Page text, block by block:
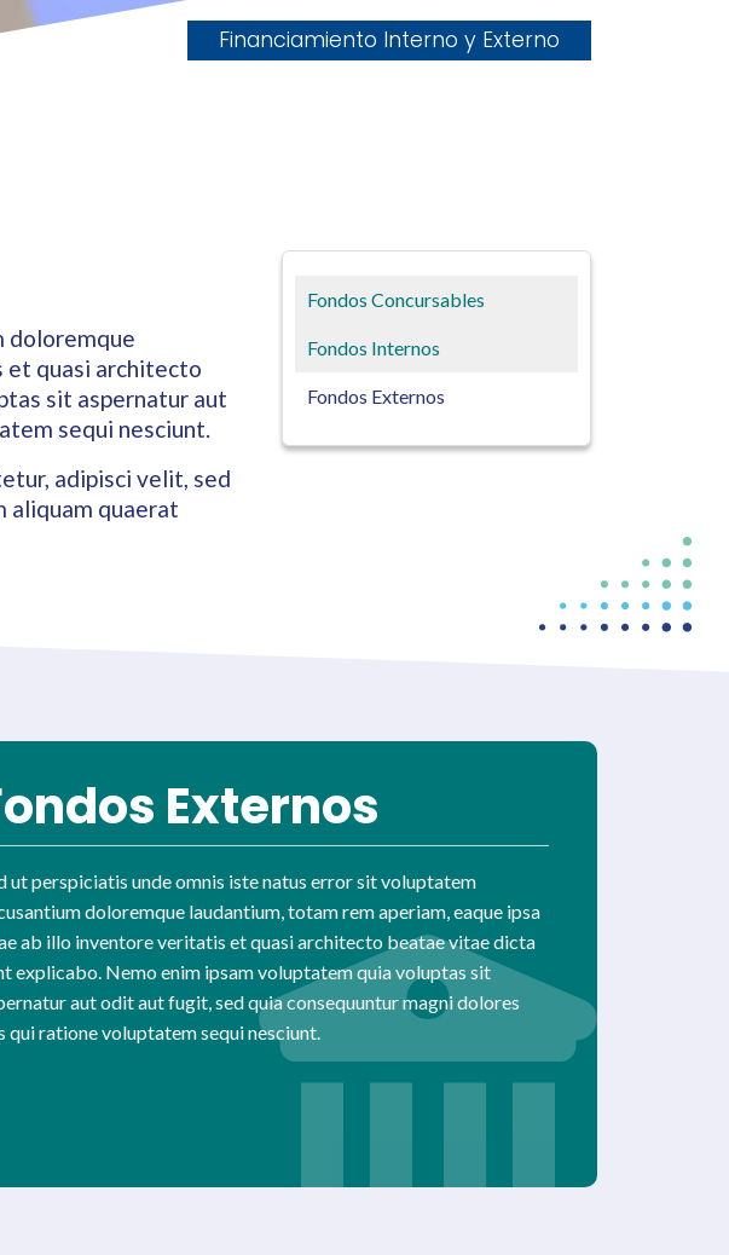
Financiamiento Interno y Externo
doloremque
et quasi architecto
sit aspernatur aut
sequi nesciunt.
adipisci velit, sed
aliquam quaerat
Fondos Concursables
Fondos Internos
Fondos Externos
Externos
ut perspiciatis unde omnis iste natus error sit voluptatem
doloremque laudantium, totam rem aperiam, eaque ipsa
ab illo inventore veritatis et quasi architecto beatae vitae dicta
explicabo. Nemo enim ipsam voluptatem quia voluptas sit
aut odit aut fugit, sed quia consequuntur magni dolores
qui ratione voluptatem sequi nesciunt.